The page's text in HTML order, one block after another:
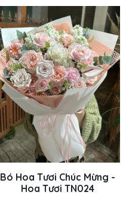
Bó Hoa Tươi Chúc Mừng -
Hoa Tươi TN024